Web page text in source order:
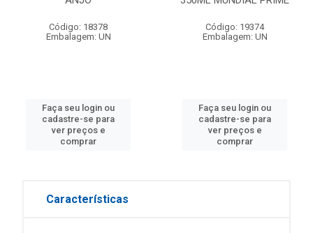
Código: 18378
Embalagem: UN
Faça seu login ou
cadastre-se para
ver preços e
comprar
Código: 19374
Embalagem: UN
Faça seu login ou
cadastre-se para
ver preços e
comprar
Características